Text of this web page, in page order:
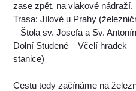
zase zpět, na vlakové nádraží.
Trasa: Jílové u Prahy
– Štola sv. Josefa a Sv.
Dolní Studené – Včelí hradek
stanice)
Cestu tedy začínáme na